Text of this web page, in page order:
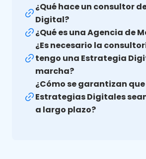
¿Qué hace un consultor
Digital?
¿Qué es una Agencia de
¿Es necesario la
tengo una Estrategia
marcha?
¿Cómo se garantizan
Estrategias Digitales
a largo plazo?